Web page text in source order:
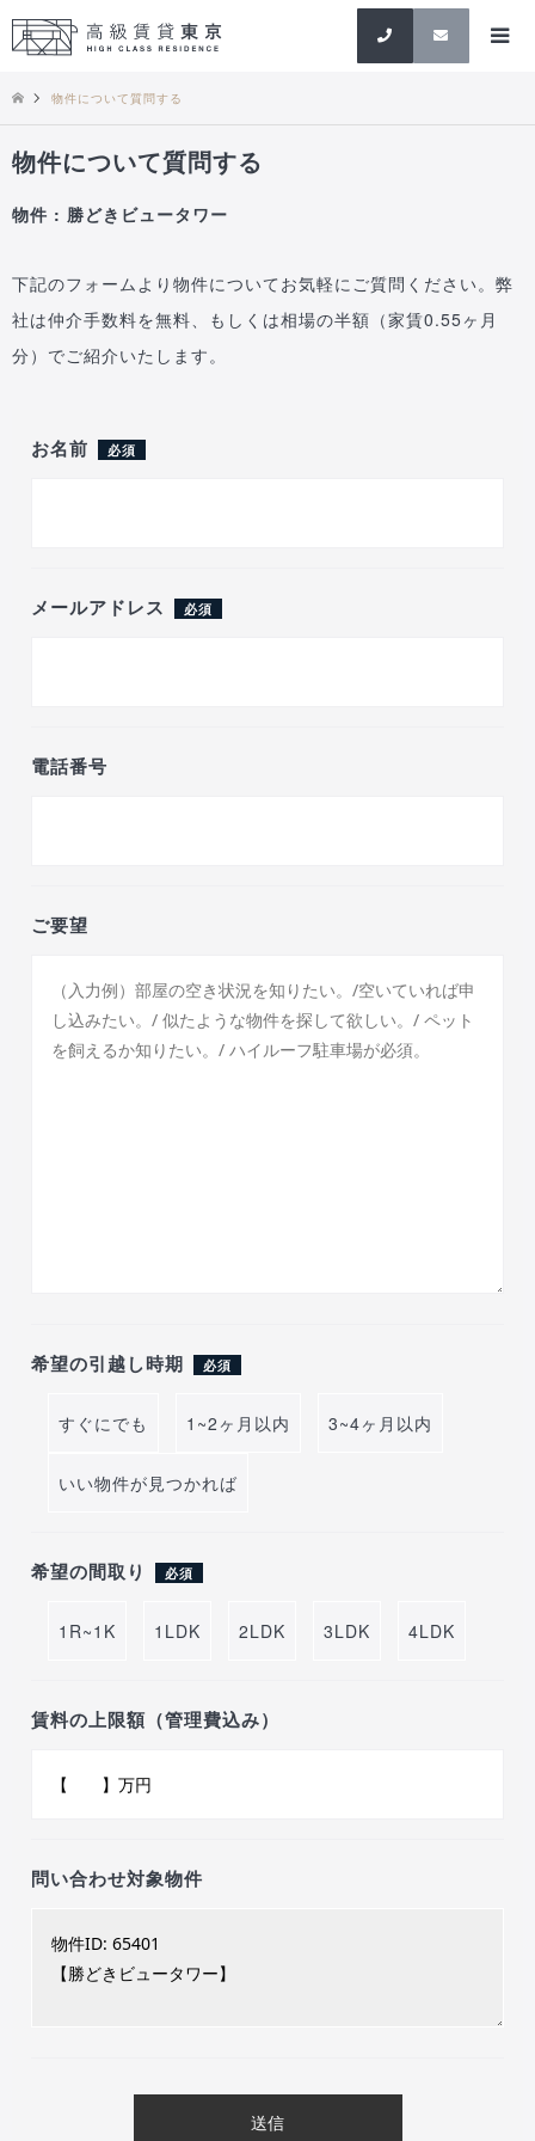
検索
物件について質問する
物件について質問する
物件 : 勝どきビュータワー
下記のフォームより物件についてお気軽にご質問ください。弊
社は仲介手数料を無料、もしくは相場の半額（家賃0.55ヶ月
分）でご紹介いたします。
お名前 必須
メールアドレス 必須
電話番号
ご要望
希望の引越し時期 必須
すぐにでも 1~2ヶ月以内 3~4ヶ月以内
いい物件が見つかれば
希望の間取り 必須
1R~1K 1LDK 2LDK 3LDK 4LDK
賃料の上限額（管理費込み）
問い合わせ対象物件